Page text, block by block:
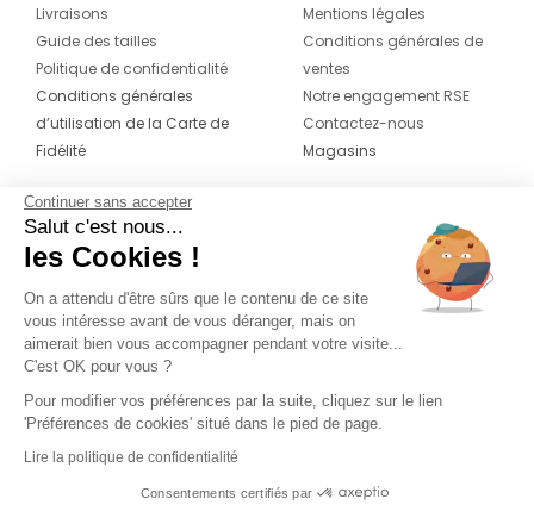
Livraisons
Guide des tailles
Politique de confidentialité
Conditions générales
d’utilisation de la Carte de
Fidélité
Mentions légales
Conditions générales de
ventes
Notre engagement RSE
Contactez-nous
Magasins
CONTACT
04 42 20 78 42
Du lundi au jeudi de 8h30 à 16h30 & le
vendredi de 8h30 à 15h30
Continuer sans accepter
Salut c'est nous...
les Cookies !
On a attendu d'être sûrs que le contenu de ce site
vous intéresse avant de vous déranger, mais on
aimerait bien vous accompagner pendant votre visite...
C'est OK pour vous ?
Pour modifier vos préférences par la suite, cliquez sur le lien
'Préférences de cookies' situé dans le pied de page.
Lire la politique de confidentialité
Consentements certifiés par